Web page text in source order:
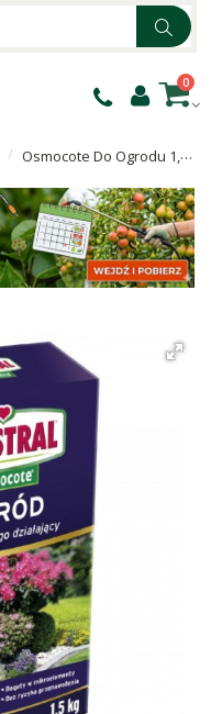
0
Osmocote Do Ogrodu 1,5kg Substral